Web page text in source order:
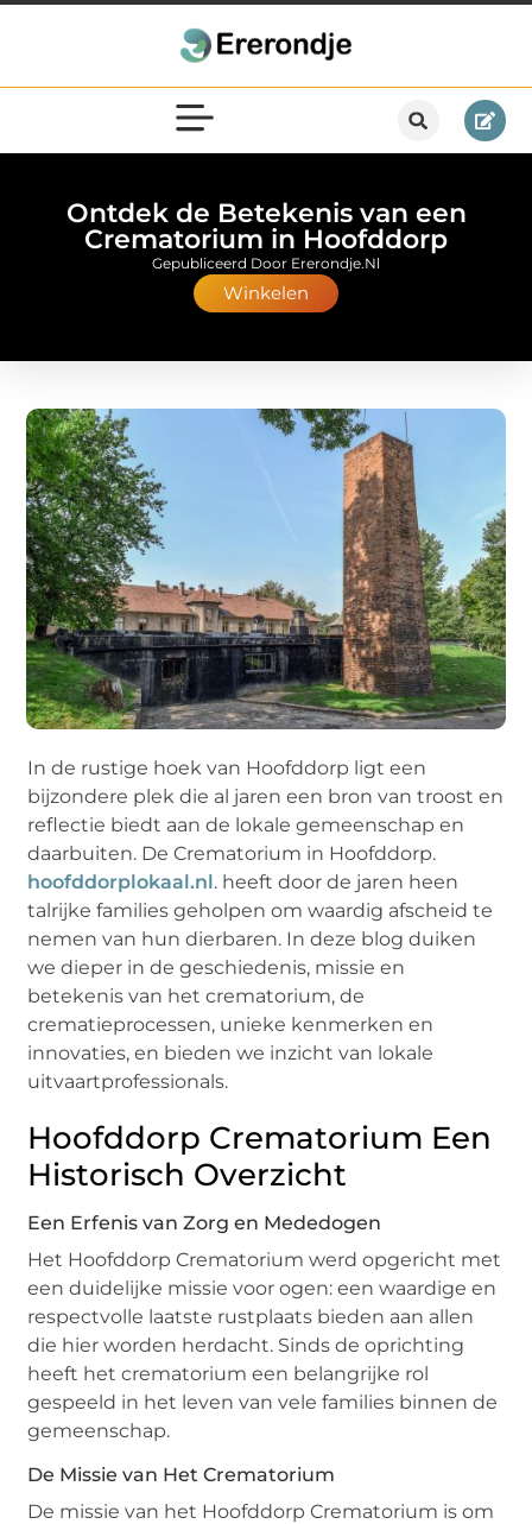
Ontdek de Betekenis van een
Crematorium in Hoofddorp
Winkelen
Gepubliceerd Door Ererondje.nl
In de rustige hoek van Hoofddorp ligt een
bijzondere plek die al jaren een bron van troost en
reflectie biedt aan de lokale gemeenschap en
daarbuiten. De Crematorium in Hoofddorp.
hoofddorplokaal.nl. heeft door de jaren heen
talrijke families geholpen om waardig afscheid te
nemen van hun dierbaren. In deze blog duiken
we dieper in de geschiedenis, missie en
betekenis van het crematorium, de
crematieprocessen, unieke kenmerken en
innovaties, en bieden we inzicht van lokale
uitvaartprofessionals.
Hoofddorp Crematorium Een
Historisch Overzicht
Een Erfenis van Zorg en Mededogen
Het Hoofddorp Crematorium werd opgericht met
een duidelijke missie voor ogen: een waardige en
respectvolle laatste rustplaats bieden aan allen
die hier worden herdacht. Sinds de oprichting
heeft het crematorium een belangrijke rol
gespeeld in het leven van vele families binnen de
gemeenschap.
De Missie van Het Crematorium
De missie van het Hoofddorp Crematorium is om